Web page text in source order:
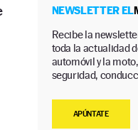
NEWSLETTER EL
Recibe la
toda la actualidad
automóvil y la
seguridad,
APÚNTATE